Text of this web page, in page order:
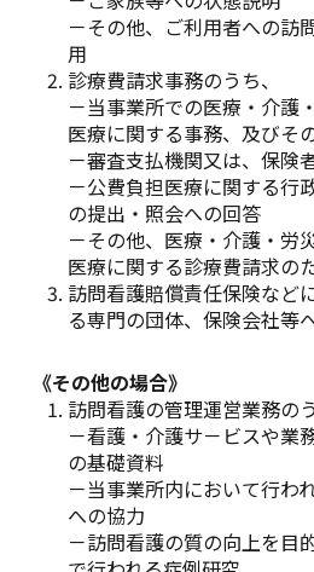
－その他、ご利用者への訪
用
診療費請求事務のうち、
－当事業所での医療・介護
医療に関する事務、及びそ
－審査支払機関又は、保険
－公費負担医療に関する行
の提出・照会への回答
－その他、医療・介護・労
医療に関する診療費請求の
訪問看護賠償責任保険など
る専門の団体、保険会社等
《その他の場合》
訪問看護の管理運営業務の
－看護・介護サ－ビスや業
の基礎資料
－当事業所内において行わ
への協力
－訪問看護の質の向上を目